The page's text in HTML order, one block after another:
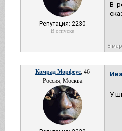
Репутация: 2230
В отпуске
В
8
Комрад Морфеус, 46
Россия, Москва
У